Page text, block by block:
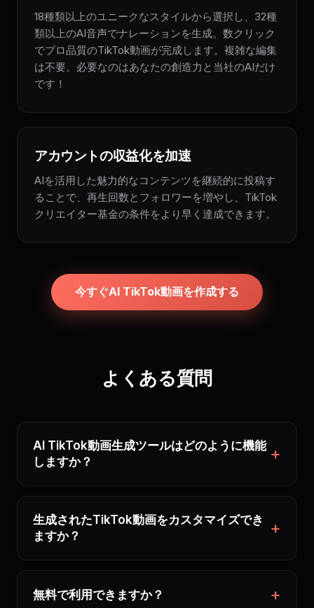
18種類以上のユニークなスタイルから選択し、32種
類以上のAI音声でナレーションを生成。数クリック
でプロ品質のTikTok動画が完成します。複雑な編集
は不要。必要なのはあなたの創造力と当社のAIだけ
です！
アカウントの収益化を加速
AIを活用した魅力的なコンテンツを継続的に投稿す
ることで、再生回数とフォロワーを増やし、TikTok
クリエイター基金の条件をより早く達成できます。
今すぐAI TikTok動画を作成する
よくある質問
AI TikTok動画生成ツールはどのように機能
しますか？
生成されたTikTok動画をカスタマイズでき
ますか？
無料で利用できますか？